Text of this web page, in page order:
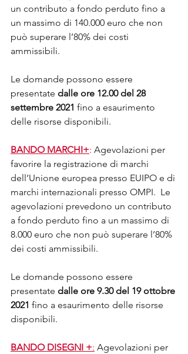
un contributo a fondo perduto fino a
un massimo di 140.000 euro che non
può superare l’80% dei costi
ammissibili.
Le domande possono essere
presentate dalle ore 12.00 del 28
settembre 2021 fino a esaurimento
delle risorse disponibili.
BANDO MARCHI+: Agevolazioni per
favorire la registrazione di marchi
dell’Unione europea presso EUIPO e di
marchi internazionali presso OMPI.  Le
agevolazioni prevedono un contributo
a fondo perduto fino a un massimo di
8.000 euro che non può superare l’80%
dei costi ammissibili.
Le domande possono essere
presentate dalle ore 9.30 del 19 ottobre
2021 fino a esaurimento delle risorse
disponibili.
BANDO DISEGNI +: Agevolazioni per